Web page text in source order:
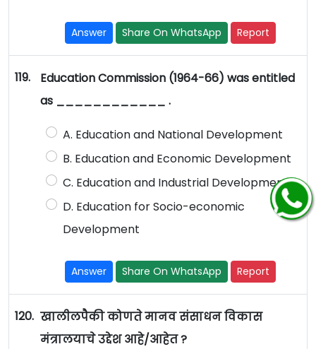
Answer Share On WhatsApp Report
119.
Education Commission (1964-66) was entitled
as ____________ .
A. Education and National Development
B. Education and Economic Development
C. Education and Industrial Development
D. Education for Socio-economic
Development
Answer Share On WhatsApp Report
120. खालीलपैकी कोणते मानव संसाधन विकास
मंत्रालयाचे उद्देश आहे/आहेत ?